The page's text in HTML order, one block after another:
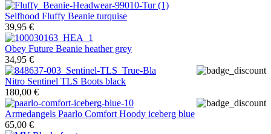
Selfhood Fluffy Beanie turquise
39,95 €
Obey Future Beanie heather grey
34,95 €
Nitro Sentinel TLS Boots black
180,00 €
Armedangels Paarlo Comfort Hoody iceberg blue
65,00 €